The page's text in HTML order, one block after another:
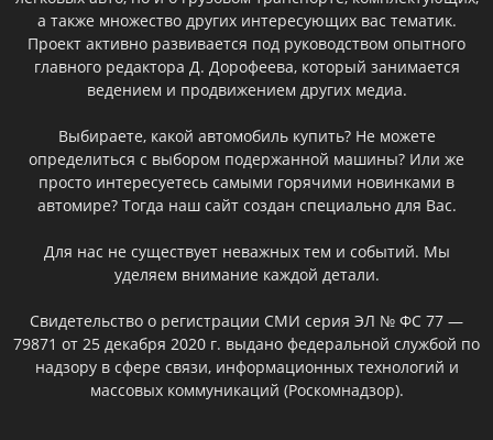
а также множество других интересующих вас тематик.
Проект активно развивается под руководством опытного
главного редактора Д. Дорофеева, который занимается
ведением и продвижением других медиа.
Выбираете, какой автомобиль купить? Не можете
определиться с выбором подержанной машины? Или же
просто интересуетесь самыми горячими новинками в
автомире? Тогда наш сайт создан специально для Вас.
Для нас не существует неважных тем и событий. Мы
уделяем внимание каждой детали.
Свидетельство о регистрации СМИ серия ЭЛ № ФС 77 —
79871 от 25 декабря 2020 г. выдано федеральной службой по
надзору в сфере связи, информационных технологий и
массовых коммуникаций (Роскомнадзор).